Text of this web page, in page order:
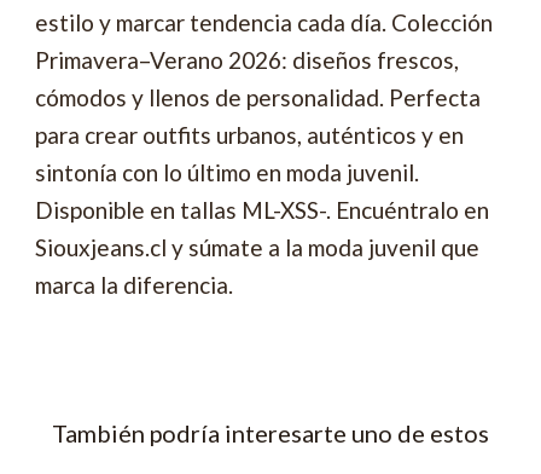
estilo y marcar tendencia cada día. Colección
Primavera–Verano 2026: diseños frescos,
cómodos y llenos de personalidad. Perfecta
para crear outfits urbanos, auténticos y en
sintonía con lo último en moda juvenil.
Disponible en tallas ML-XSS-. Encuéntralo en
Siouxjeans.cl y súmate a la moda juvenil que
marca la diferencia.
También podría interesarte uno de estos